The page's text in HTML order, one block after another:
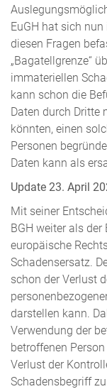
EuGH hat sich
diesen Fragen
„Bagatellgrenze“
immateriellen
kann schon die
Daten durch Dritte
könnten, einen
Personen
Daten kann als
Update 23. April
Mit seiner
BGH weiter als
europäische
Schadensersatz.
schon der Verlust
darstellen kann.
Verwendung der
betroffenen
Verlust der
Schadensbegriff